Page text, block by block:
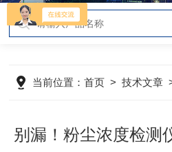
当前位置：首页 >技术文章
别漏！粉尘浓度检测